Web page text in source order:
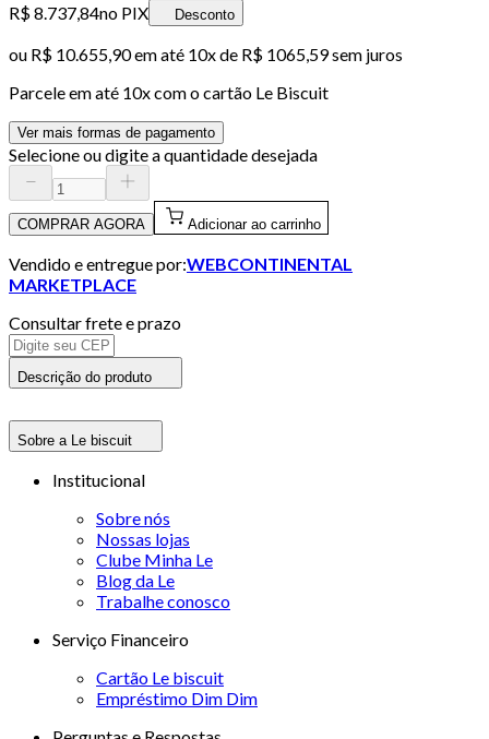
R$ 8.737,84no PIX Desconto
ou R$ 10.655,90em até 10x de R$ 1065,59 sem juros
Parcele em até 10x com o cartão Le Biscuit
Ver mais formas de pagamento
Selecione ou digite a quantidade desejada
COMPRAR AGORA Adicionar ao carrinho
Vendido e entregue por:WEBCONTINENTAL
MARKETPLACE
Consultar frete e prazo
Descrição do produto
Sobre a Le biscuit
Institucional
Sobre nós
Nossas lojas
Clube Minha Le
Blog da Le
Trabalhe conosco
Serviço Financeiro
Cartão Le biscuit
Empréstimo Dim Dim